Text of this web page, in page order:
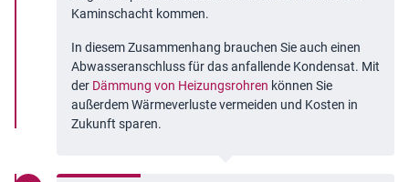
Kaminschacht kommen.
In diesem Zusammenhang brauchen Sie auch einen
Abwasseranschluss für das anfallende Kondensat. Mit
der Dämmung von Heizungsrohren können Sie
außerdem Wärmeverluste vermeiden und Kosten in
Zukunft sparen.